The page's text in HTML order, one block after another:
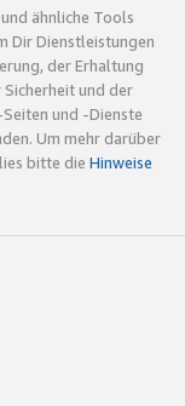
ähnliche Tools
Dir Dienstleistungen
der Erhaltung
und der
und -Dienste
Um mehr darüber
bitte die Hinweise